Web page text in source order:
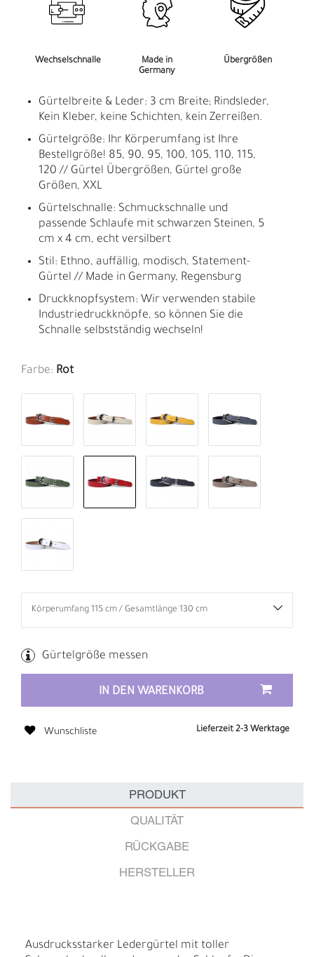
Wechselschnalle
Made in
Germany
Übergrößen
Gürtelbreite & Leder: 3 cm Breite; Rindsleder,
Kein Kleber, keine Schichten, kein Zerreißen.
Gürtelgröße: Ihr Körperumfang ist Ihre
Bestellgröße! 85, 90, 95, 100, 105, 110, 115,
120 // Gürtel Übergrößen, Gürtel große
Größen, XXL
Gürtelschnalle: Schmuckschnalle und
passende Schlaufe mit schwarzen Steinen, 5
cm x 4 cm, echt versilbert
Stil: Ethno, auffällig, modisch, Statement-
Gürtel // Made in Germany, Regensburg
Druckknopfsystem: Wir verwenden stabile
Industriedruckknöpfe, so können Sie die
Schnalle selbstständig wechseln!
Farbe: Rot
Gürtelgröße messen
IN DEN WARENKORB
Wunschliste Lieferzeit 2-3 Werktage
PRODUKT
QUALITÄT
RÜCKGABE
HERSTELLER
Ausdrucksstarker Ledergürtel mit toller